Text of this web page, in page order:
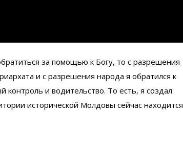
за помощью к Богу, то с разрешения
и с разрешения народа я обратился к
и водительство. То есть, я создал
исторической Молдовы сейчас находится